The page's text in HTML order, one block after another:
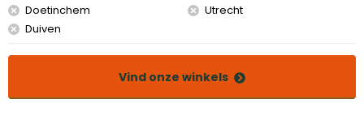
Doetinchem
Duiven
Utrecht
Vind onze winkels